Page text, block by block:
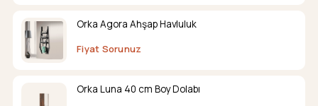
Orka Agora Ahşap Havluluk
Fiyat Sorunuz
Orka Luna 40 cm Boy Dolabı